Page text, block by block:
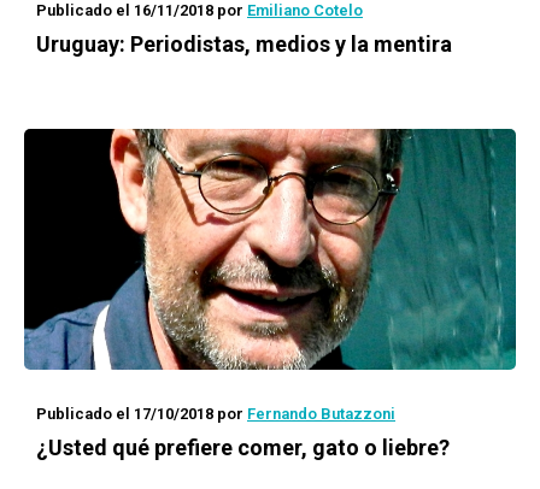
Publicado el 16/11/2018 por Emiliano Cotelo
Uruguay: Periodistas, medios y la mentira
Publicado el 17/10/2018 por Fernando Butazzoni
¿Usted qué prefiere comer, gato o liebre?